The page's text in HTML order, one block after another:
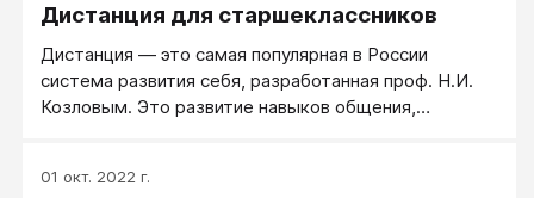
Дистанция для старшеклассников
Дистанция ― это самая популярная в России
система развития себя, разработанная проф. Н.И.
Козловым. Это развитие навыков общения,
здоровье, приучить себя ложиться вовремя,
01 окт. 2022 г.